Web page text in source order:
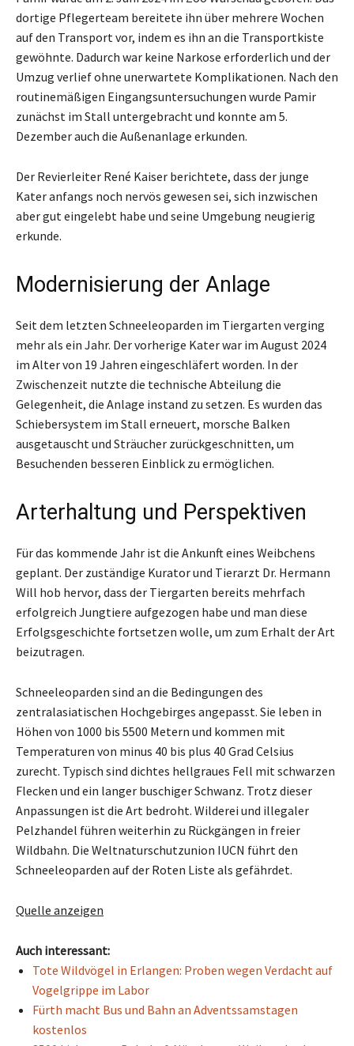
dortige Pflegerteam bereitete ihn über mehrere Wochen
auf den Transport vor, indem es ihn an die Transportkiste
gewöhnte. Dadurch war keine Narkose erforderlich und der
Umzug verlief ohne unerwartete Komplikationen. Nach den
routinemäßigen Eingangsuntersuchungen wurde Pamir
zunächst im Stall untergebracht und konnte am 5.
Dezember auch die Außenanlage erkunden.
Der Revierleiter René Kaiser berichtete, dass der junge
Kater anfangs noch nervös gewesen sei, sich inzwischen
aber gut eingelebt habe und seine Umgebung neugierig
erkunde.
Modernisierung der Anlage
Seit dem letzten Schneeleoparden im Tiergarten verging
mehr als ein Jahr. Der vorherige Kater war im August 2024
im Alter von 19 Jahren eingeschläfert worden. In der
Zwischenzeit nutzte die technische Abteilung die
Gelegenheit, die Anlage instand zu setzen. Es wurden das
Schiebersystem im Stall erneuert, morsche Balken
ausgetauscht und Sträucher zurückgeschnitten, um
Besuchenden besseren Einblick zu ermöglichen.
Arterhaltung und Perspektiven
Für das kommende Jahr ist die Ankunft eines Weibchens
geplant. Der zuständige Kurator und Tierarzt Dr. Hermann
Will hob hervor, dass der Tiergarten bereits mehrfach
erfolgreich Jungtiere aufgezogen habe und man diese
Erfolgsgeschichte fortsetzen wolle, um zum Erhalt der Art
beizutragen.
Schneeleoparden sind an die Bedingungen des
zentralasiatischen Hochgebirges angepasst. Sie leben in
Höhen von 1000 bis 5500 Metern und kommen mit
Temperaturen von minus 40 bis plus 40 Grad Celsius
zurecht. Typisch sind dichtes hellgraues Fell mit schwarzen
Flecken und ein langer buschiger Schwanz. Trotz dieser
Anpassungen ist die Art bedroht. Wilderei und illegaler
Pelzhandel führen weiterhin zu Rückgängen in freier
Wildbahn. Die Weltnaturschutzunion IUCN führt den
Schneeleoparden auf der Roten Liste als gefährdet.
Quelle anzeigen
Auch interessant:
Tote Wildvögel in Erlangen: Proben wegen Verdacht auf
Vogelgrippe im Labor
Fürth macht Bus und Bahn an Adventssamstagen
kostenlos